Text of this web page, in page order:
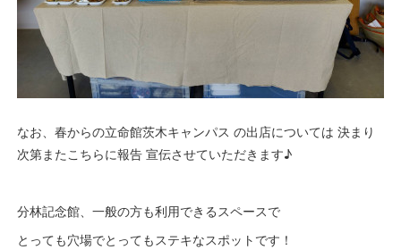
なお、春からの立命館茨木キャンパス の出店については 決まり
次第またこちらに報告 宣伝させていただきます♪
分林記念館、一般の方も利用できるスペースで
とっても穴場でとってもステキなスポットです！